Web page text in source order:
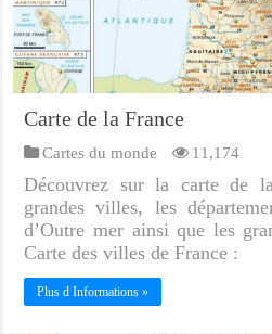
Carte de la France
Cartes du monde 11,174
Découvrez sur la carte de
grandes villes, les
d’Outre mer ainsi que les
Carte des villes de France :
Plus d Informations »